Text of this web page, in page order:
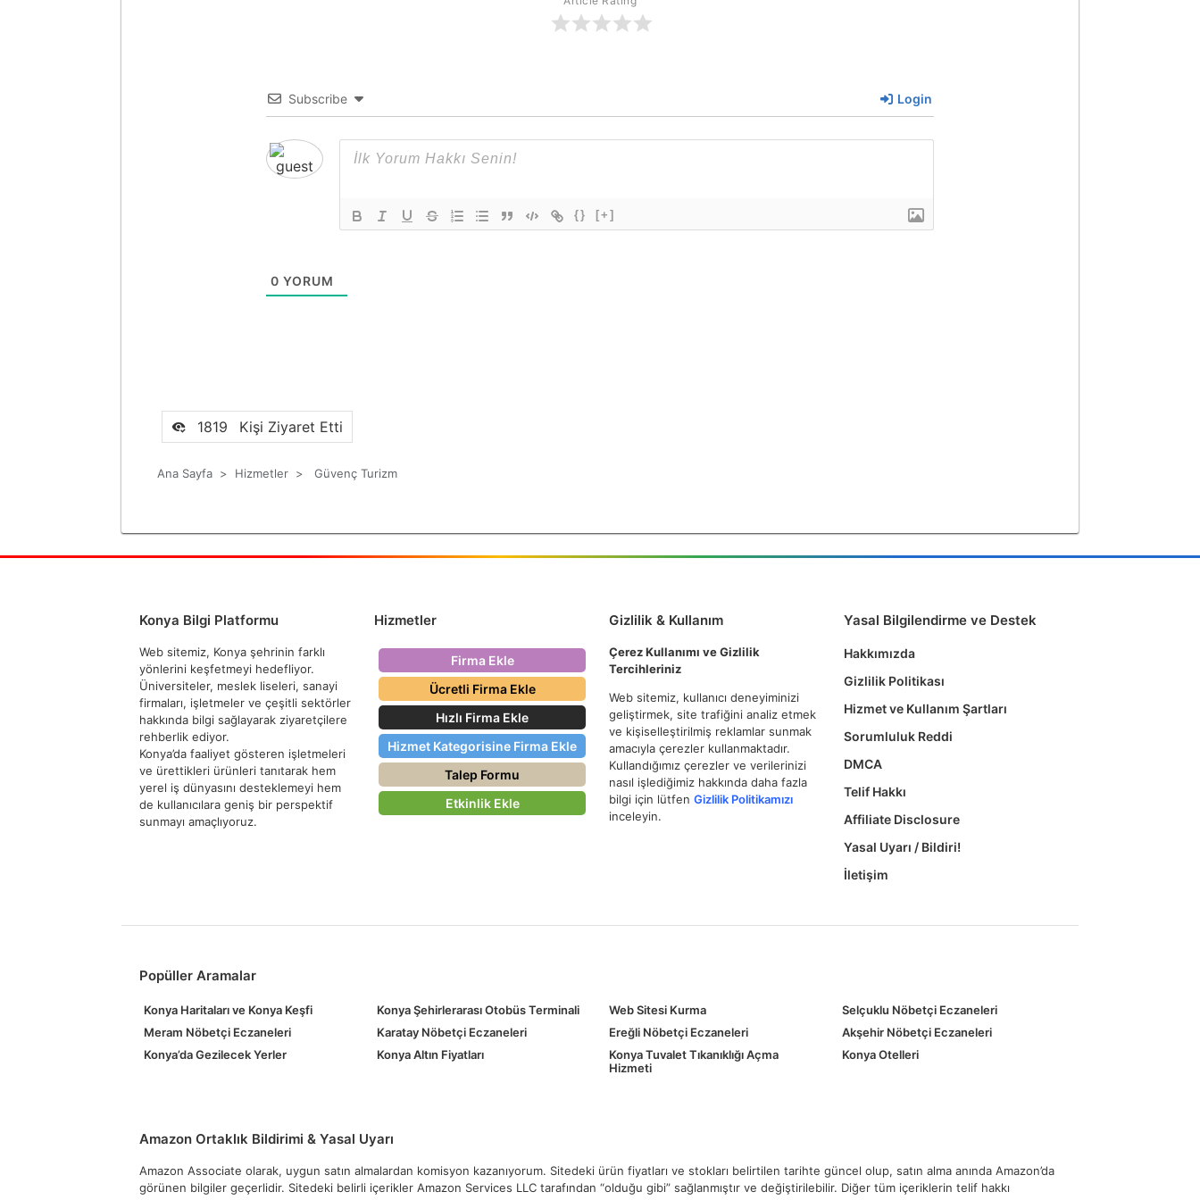
Subscribe Login
{} [+]
0 YORUM
1819 Kişi Ziyaret Etti
Ana Sayfa > Hizmetler > Güvenç Turizm
Konya Bilgi Platformu
Web sitemiz, Konya şehrinin farklı
yönlerini keşfetmeyi hedefliyor.
Üniversiteler, meslek liseleri, sanayi
firmaları, işletmeler ve çeşitli sektörler
hakkında bilgi sağlayarak ziyaretçilere
rehberlik ediyor.
Konya’da faaliyet gösteren işletmeleri
ve ürettikleri ürünleri tanıtarak hem
yerel iş dünyasını desteklemeyi hem
de kullanıcılara geniş bir perspektif
sunmayı amaçlıyoruz.
Hizmetler
Firma Ekle
Ücretli Firma Ekle
Hızlı Firma Ekle
Hizmet Kategorisine Firma Ekle
Talep Formu
Etkinlik Ekle
Gizlilik & Kullanım
Çerez Kullanımı ve Gizlilik
Tercihleriniz
Web sitemiz, kullanıcı deneyiminizi
geliştirmek, site trafiğini analiz etmek
ve kişiselleştirilmiş reklamlar sunmak
amacıyla çerezler kullanmaktadır.
Kullandığımız çerezler ve verilerinizi
nasıl işlediğimiz hakkında daha fazla
bilgi için lütfen Gizlilik Politikamızı
inceleyin.
Yasal Bilgilendirme ve Destek
Hakkımızda
Gizlilik Politikası
Hizmet ve Kullanım Şartları
Sorumluluk Reddi
DMCA
Telif Hakkı
Affiliate Disclosure
Yasal Uyarı / Bildiri!
İletişim
Popüller Aramalar
Konya Haritaları ve Konya Keşfi Konya Şehirlerarası Otobüs Terminali Web Sitesi Kurma
Selçuklu Nöbetçi Eczaneleri
Meram Nöbetçi Eczaneleri
Karatay Nöbetçi Eczaneleri Ereğli Nöbetçi Eczaneleri
Akşehir Nöbetçi Eczaneleri
Konya’da Gezilecek Yerler
Konya Altın Fiyatları
Konya Tuvalet Tıkanıklığı Açma
Hizmeti
Konya Otelleri
Amazon Ortaklık Bildirimi & Yasal Uyarı
Amazon Associate olarak, uygun satın almalardan komisyon kazanıyorum. Sitedeki ürün fiyatları ve stokları belirtilen tarihte güncel olup, satın alma anında Amazon’da
görünen bilgiler geçerlidir. Sitedeki belirli içerikler Amazon Services LLC tarafından “olduğu gibi” sağlanmıştır ve değiştirilebilir. Diğer tüm içeriklerin telif hakkı